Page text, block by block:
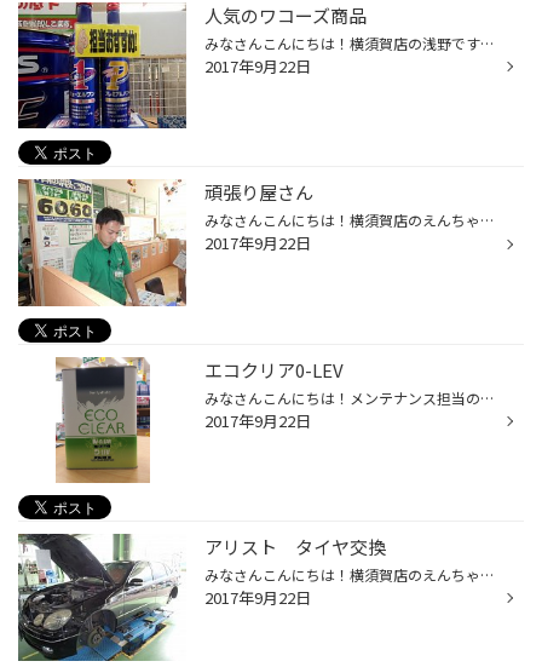
人気のワコーズ商品
みなさんこんにちは！横須賀店の浅野です！ 当店で人気のワコーズのフューエル１＆プレミアム＆レックス！ 週末に備え補充しました！ ワコーズの商品は不動の人気！その理由の1つに体感し易い商品が多い事です！ ワコーズのフューエル１＆プレミアムは遠藤主任がバイクに使用していて もう最高と太...
2017年9月22日
頑張り屋さん
みなさんこんにちは！横須賀店のえんちゃんです！ 当店のイケメン新人！川名スタッフ空いてる時間で日々お勉強しております！ 川名スタッフの愛車はトヨタのスポーツカー！８６に乗っております！同じ車でカスタムを 検討中のお客様是非当店にお越し下さい！ 皆様のご来店スタッフ一同お待ちしてお...
2017年9月22日
エコクリア0-LEV
みなさんこんにちは！メンテナンス担当の浅野です！ 最近、増えている低粘度車。 0w-8から0w-20まで対応しています。 ホンダのNシリーズは0w-8を使用しています。 トヨタのハイブリッド車は0w-16と 柔らかいオイルを使用しています。 お車に合ったオイルをお探しでしたら、 エコクリアがあすすめで...
2017年9月22日
アリスト タイヤ交換
みなさんこんにちは！横須賀店のえんちゃんです！ 本日はアリストでタイヤ交換をしました！ タイヤはレグノを選択！前回もレグノでやっぱりレグノはリピート率が高いですね！ 音の静かなタイヤをご希望なされる方に自信を持ってオススメ致します！ タイヤ交換をご検討中のお客様！是非タイヤ館横須...
2017年9月22日